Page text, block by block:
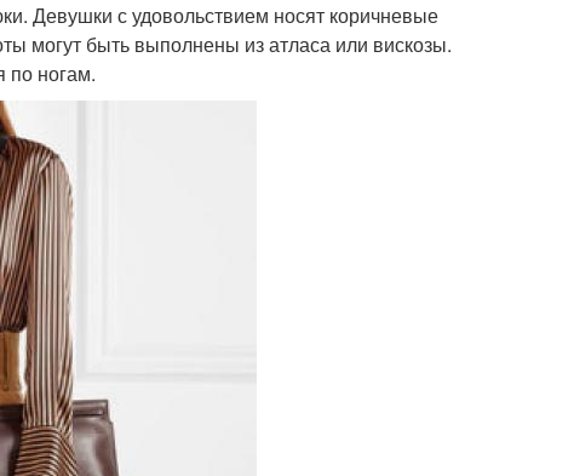
Девушки с удовольствием носят коричневые
могут быть выполнены из атласа или вискозы.
по ногам.